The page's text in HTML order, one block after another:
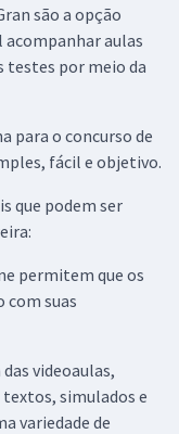
são a opção
acompanhar aulas
testes por meio da
para o concurso de
fácil e objetivo.
que podem ser
permitem que os
com suas
videoaulas,
simulados e
variedade de